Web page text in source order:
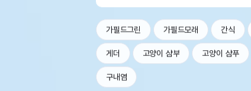
가필드그린 가필드모래 간식
게더 고양이 샴부 고양이 샴푸
구내염